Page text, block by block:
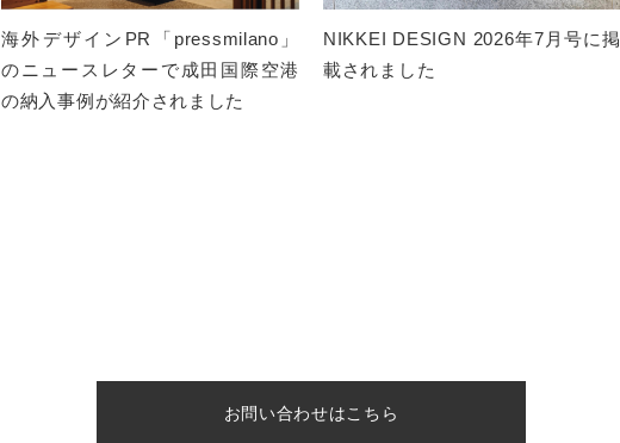
海外デザインPR「pressmilano」
のニュースレターで成田国際空港
の納入事例が紹介されました
NIKKEI DESIGN 2026年7月号に掲
載されました
お問い合わせはこちら